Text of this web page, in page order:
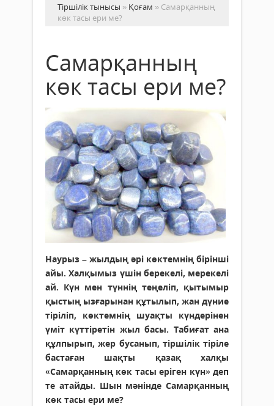
Тіршілік тынысы » Қоғам » Самарқанның
көк тасы ери ме?
Самарқанның
көк тасы ери ме?
Наурыз – жылдың әрі көктемнің бірінші
айы. Халқымыз үшін берекелі, мерекелі
ай. Күн мен түннің теңеліп, қытымыр
қыстың ызғарынан құтылып, жан дүние
тіріліп, көктемнің шуақты күндерінен
үміт күттіретін жыл басы. Табиғат ана
құлпырып, жер бусанып, тіршілік тіріле
бастаған шақты қазақ халқы
«Самарқанның көк тасы еріген күн» деп
те атайды. Шын мәнінде Самарқанның
көк тасы ери ме?